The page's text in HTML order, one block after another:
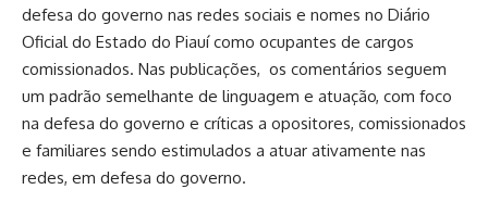
defesa do governo nas redes sociais e nomes no Diário
Oficial do Estado do Piauí como ocupantes de cargos
comissionados. Nas publicações, os comentários seguem
um padrão semelhante de linguagem e atuação, com foco
na defesa do governo e críticas a opositores, comissionados
e familiares sendo estimulados a atuar ativamente nas
redes, em defesa do governo.